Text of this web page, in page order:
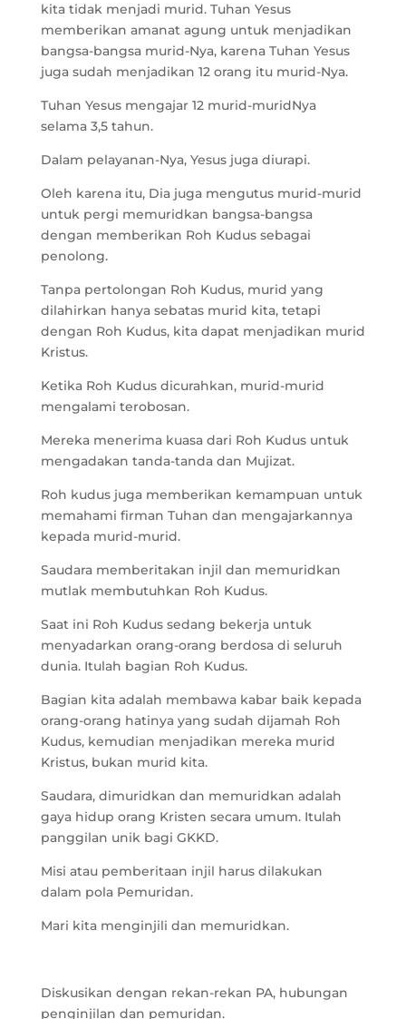
kita tidak menjadi murid. Tuhan Yesus
memberikan amanat agung untuk menjadikan
bangsa-bangsa murid-Nya, karena Tuhan Yesus
juga sudah menjadikan 12 orang itu murid-Nya.
Tuhan Yesus mengajar 12 murid-muridNya
selama 3,5 tahun.
Dalam pelayanan-Nya, Yesus juga diurapi.
Oleh karena itu, Dia juga mengutus murid-murid
untuk pergi memuridkan bangsa-bangsa
dengan memberikan Roh Kudus sebagai
penolong.
Tanpa pertolongan Roh Kudus, murid yang
dilahirkan hanya sebatas murid kita, tetapi
dengan Roh Kudus, kita dapat menjadikan murid
Kristus.
Ketika Roh Kudus dicurahkan, murid-murid
mengalami terobosan.
Mereka menerima kuasa dari Roh Kudus untuk
mengadakan tanda-tanda dan Mujizat.
Roh kudus juga memberikan kemampuan untuk
memahami firman Tuhan dan mengajarkannya
kepada murid-murid.
Saudara memberitakan injil dan memuridkan
mutlak membutuhkan Roh Kudus.
Saat ini Roh Kudus sedang bekerja untuk
menyadarkan orang-orang berdosa di seluruh
dunia. Itulah bagian Roh Kudus.
Bagian kita adalah membawa kabar baik kepada
orang-orang hatinya yang sudah dijamah Roh
Kudus, kemudian menjadikan mereka murid
Kristus, bukan murid kita.
Saudara, dimuridkan dan memuridkan adalah
gaya hidup orang Kristen secara umum. Itulah
panggilan unik bagi GKKD.
Misi atau pemberitaan injil harus dilakukan
dalam pola Pemuridan.
Mari kita menginjili dan memuridkan.
Diskusikan dengan rekan-rekan PA, hubungan
penginjilan dan pemuridan.